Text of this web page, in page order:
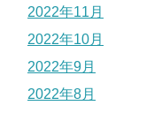
2022年11月
2022年10月
2022年9月
2022年8月